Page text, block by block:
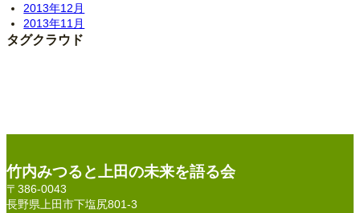
2013年12月
2013年11月
タグクラウド
竹内みつると上田の未来を語る会
〒386-0043
長野県上田市下塩尻801-3